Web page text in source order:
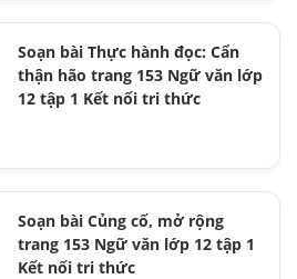
Soạn bài Thực hành đọc: Cẩn
thận hão trang 153 Ngữ văn lớp
12 tập 1 Kết nối tri thức
Soạn bài Củng cố, mở rộng
trang 153 Ngữ văn lớp 12 tập 1
Kết nối tri thức